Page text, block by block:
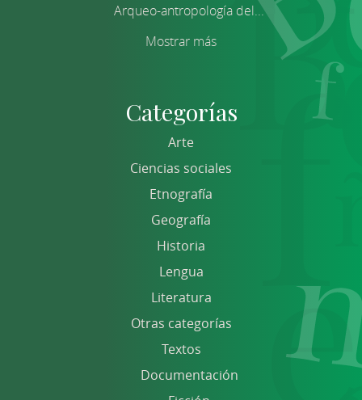
Arqueo-antropología del...
Mostrar más
Categorías
Arte
Ciencias sociales
Etnografía
Geografía
Historia
Lengua
Literatura
Otras categorías
Textos
Documentación